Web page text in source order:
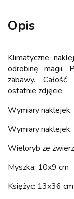
Opis
Klimatyczne
odrobinę magii.
zabawy.
ostatnie zdjęcie.
Wymiary naklejek:
Wymiary naklejek:
Wieloryb ze
Myszka: 10x9 cm
Księżyc: 13x36 cm